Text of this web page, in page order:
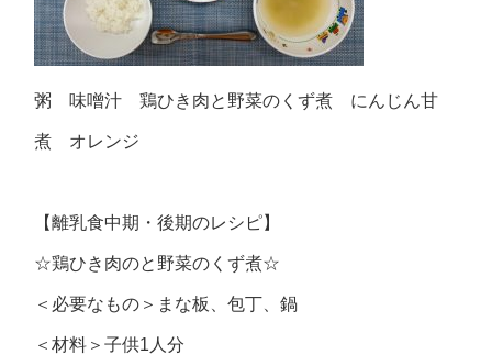
粥 味噌汁 鶏ひき肉と野菜のくず煮 にんじん甘
煮 オレンジ
【離乳食中期・後期のレシピ】
☆鶏ひき肉のと野菜のくず煮☆
＜必要なもの＞まな板、包丁、鍋
＜材料＞子供1人分